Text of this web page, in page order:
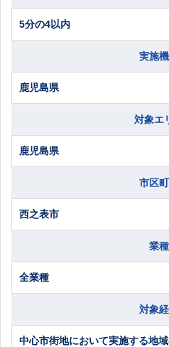
5分の4以内
実施
鹿児島県
対象エ
鹿児島県
市区
西之表市
業種
全業種
対象
中心市街地において実施する地